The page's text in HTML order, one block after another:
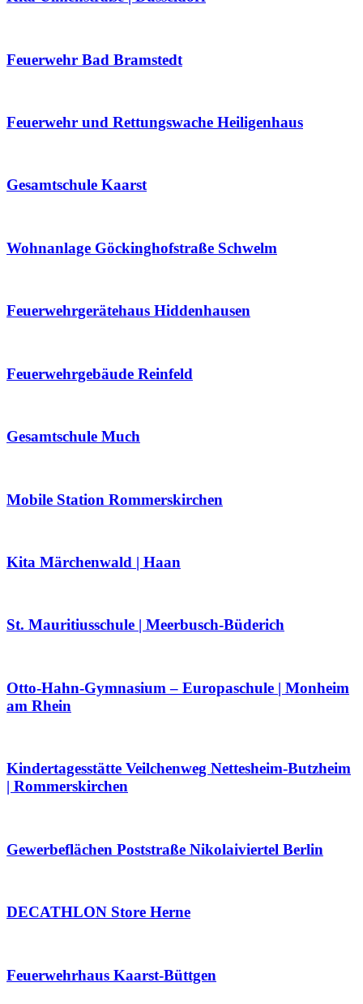
Feuerwehr Bad Bramstedt
Feuerwehr und Rettungswache Heiligenhaus
Gesamtschule Kaarst
Wohnanlage Göckinghofstraße Schwelm
Feuerwehrgerätehaus Hiddenhausen
Feuerwehrgebäude Reinfeld
Gesamtschule Much
Mobile Station Rommerskirchen
Kita Märchenwald | Haan
St. Mauritiusschule | Meerbusch-Büderich
Otto-Hahn-Gymnasium – Europaschule | Monheim
am Rhein
Kindertagesstätte Veilchenweg Nettesheim-Butzheim
| Rommerskirchen
Gewerbeflächen Poststraße Nikolaiviertel Berlin
DECATHLON Store Herne
Feuerwehrhaus Kaarst-Büttgen